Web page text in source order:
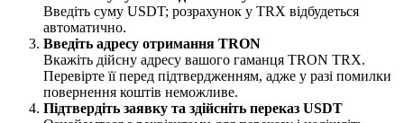
Введіть суму USDT; розрахунок у TRX відбудеться
автоматично.
Введіть адресу отримання TRON
Вкажіть дійсну адресу вашого гаманця TRON TRX.
Перевірте її перед підтвердженням, адже у разі помилки
повернення коштів неможливе.
Підтвердіть заявку та здійсніть переказ USDT